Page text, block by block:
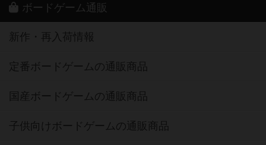
ボードゲーム通販
新作・再入荷情報
定番ボードゲームの通販商品
国産ボードゲームの通販商品
子供向けボードゲームの通販商品